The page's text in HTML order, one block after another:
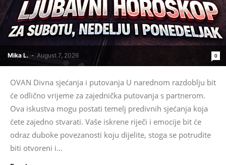
Mika L. - August 7, 2026 0
OVAN Divna sjećanja i putovanja U narednom razdoblju bit
će odlično vrijeme za zajednička putovanja s partnerom.
Ova iskustva mogu postati temelj predivnih sjećanja koja
ćete zajedno stvarati. Vaše iskrene riječi i emocije bit će
odraz duboke povezanosti koju dijelite, stoga se potrudite
biti otvoreni i...